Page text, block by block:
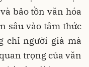
bảo tồn văn hóa
sâu vào tâm thức
chỉ người già mà
trọng của văn